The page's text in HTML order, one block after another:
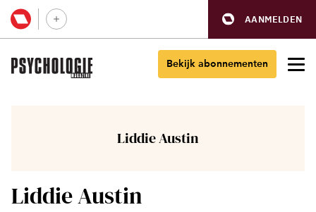
AANMELDEN
Bekijk abonnementen
Liddie Austin
Liddie Austin